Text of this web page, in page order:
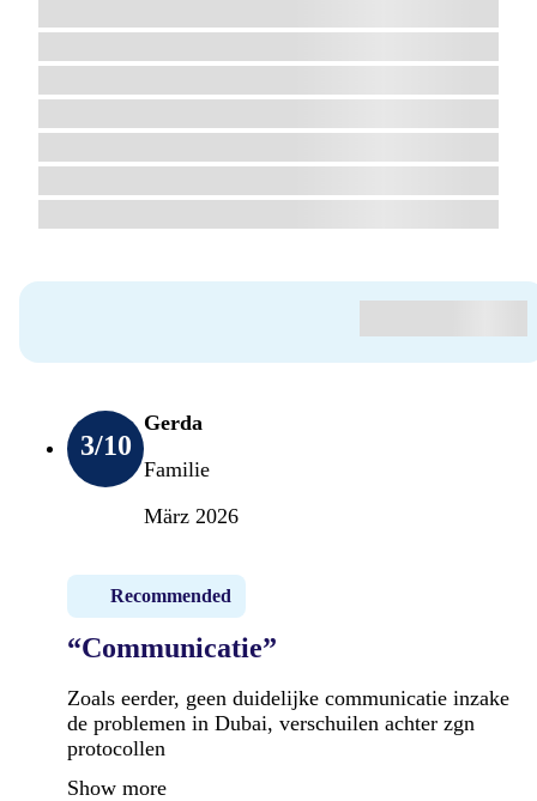
3/10
Gerda
Familie
März 2026
Recommended
“Communicatie”
Zoals eerder, geen duidelijke communicatie inzake
de problemen in Dubai, verschuilen achter zgn
protocollen
Show more